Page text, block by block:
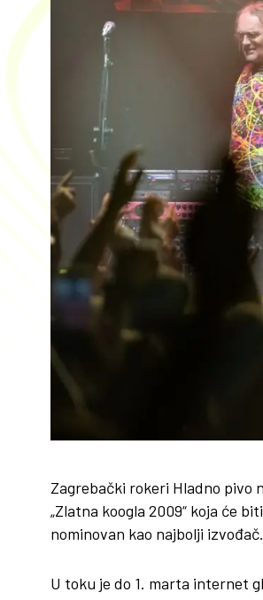
Zagrebački rokeri Hladno pivo
„Zlatna koogla 2009“ koja će
nominovan kao najbolji izvođač.
U toku je do 1. marta internet